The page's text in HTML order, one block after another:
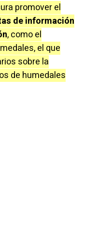
promover el
de información
, como el
el que
sobre la
de humedales